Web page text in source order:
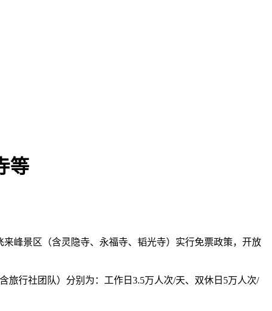
等
峰景区（含灵隐寺、永福寺、韬光寺）实行免票政策，开放
行社团队）分别为：工作日3.5万人次/天、双休日5万人次/